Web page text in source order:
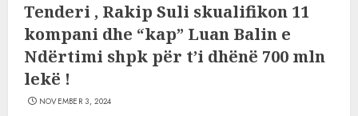
Tenderi , Rakip Suli skualifikon 11
kompani dhe “kap” Luan Balin e
Ndërtimi shpk për t’i dhënë 700 mln
lekë !
NOVEMBER 3, 2024